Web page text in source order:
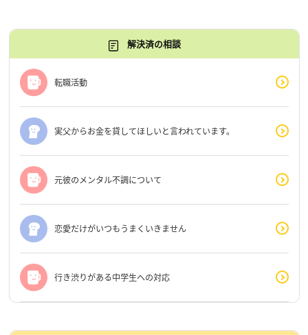
解決済の相談
転職活動
実父からお金を貸してほしいと言われています。
元彼のメンタル不調について
恋愛だけがいつもうまくいきません
行き渋りがある中学生への対応